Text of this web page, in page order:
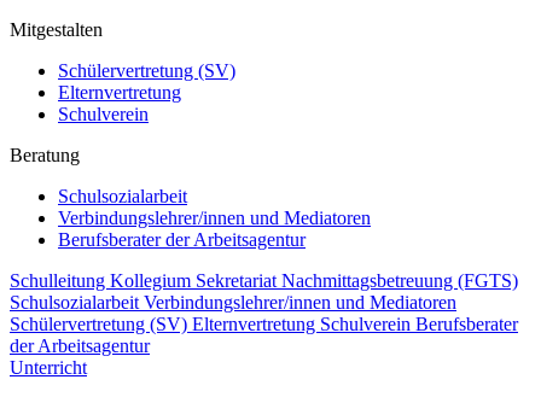
Mitgestalten
Schülervertretung (SV)
Elternvertretung
Schulverein
Beratung
Schulsozialarbeit
Verbindungslehrer/innen und Mediatoren
Berufsberater der Arbeitsagentur
Schulleitung Kollegium Sekretariat Nachmittagsbetreuung (FGTS)
Schulsozialarbeit Verbindungslehrer/innen und Mediatoren
Schülervertretung (SV) Elternvertretung Schulverein Berufsberater
der Arbeitsagentur
Unterricht